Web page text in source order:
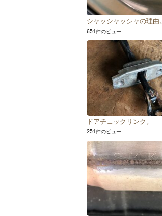
シャッシャッシャの理由。
651件のビュー
ドアチェックリンク。
251件のビュー